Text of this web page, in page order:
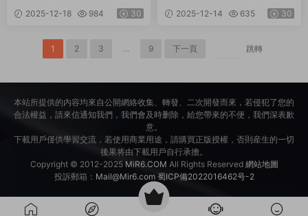
1】Win一鍵服務端+安卓蘋
果雙端+GM授權物品後台
2025-12-18 984 30
3】Win一鍵服務端+安卓蘋
果雙端+GM授權物品後台
2025-12-14 635 30
1 2 3 ... 9 下一頁 跳轉
本站所提供的内容均來自公開網絡收集、轉發、二次開發而來，若侵犯了您的
合法權益，請來信通知我們，我們會及時删除，給您帶來的不便，我們深表歉
意。
下載用戶僅供學習交流，若使用商業用途，請購買正版授權，否則産生的一切
後果将由下載用戶自行承擔。
Copyright © 2012-2025 MiR6.COM All Rights Reserved 網站地圖
投訴郵箱： Mail@Mir6.com 蜀ICP備2022016462号-2